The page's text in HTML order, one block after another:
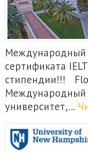
Международный
сертификата
стипендии!!!
Международный
университет,…